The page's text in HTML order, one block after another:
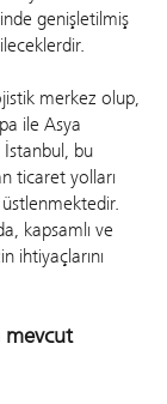
genişletilmiş
merkez olup,
ile Asya
bu
ticaret yolları
kapsamlı ve
ihtiyaçlarını
mevcut